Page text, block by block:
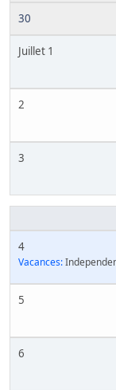
30
Juillet 1
2
3
4
Vacances:
5
6